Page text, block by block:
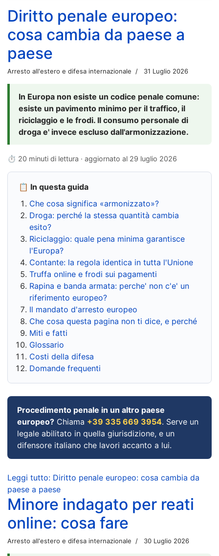
Diritto penale europeo:
cosa cambia da paese a
paese
Arresto all'estero e difesa internazionale 31 Luglio 2026
In Europa non esiste un codice penale comune:
esiste un pavimento minimo per il traffico, il
riciclaggio e le frodi. Il consumo personale di
droga e' invece escluso dall'armonizzazione.
⏱ 20 minuti di lettura · aggiornato al 29 luglio 2026
📋 In questa guida
Che cosa significa «armonizzato»?
Droga: perché la stessa quantità cambia
esito?
Riciclaggio: quale pena minima garantisce
l'Europa?
Contante: la regola identica in tutta l'Unione
Truffa online e frodi sui pagamenti
Rapina e banda armata: perche' non c'e' un
riferimento europeo?
Il mandato d'arresto europeo
Che cosa questa pagina non ti dice, e perché
Miti e fatti
Glossario
Costi della difesa
Domande frequenti
Procedimento penale in un altro paese
europeo? Chiama +39 335 669 3954. Serve un
legale abilitato in quella giurisdizione, e un
difensore italiano che lavori accanto a lui.
Leggi tutto: Diritto penale europeo: cosa cambia da
paese a paese
Minore indagato per reati
online: cosa fare
Arresto all'estero e difesa internazionale 30 Luglio 2026